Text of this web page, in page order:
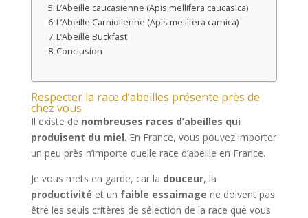
L’Abeille caucasienne (Apis mellifera caucasica)
L’Abeille Carniolienne (Apis mellifera carnica)
L’Abeille Buckfast
Conclusion
Respecter la race d’abeilles présente près de
chez vous
Il existe de nombreuses races d’abeilles qui
produisent du miel. En France, vous pouvez importer
un peu près n’importe quelle race d’abeille en France.
Je vous mets en garde, car la douceur, la
productivité et un faible essaimage ne doivent pas
être les seuls critères de sélection de la race que vous